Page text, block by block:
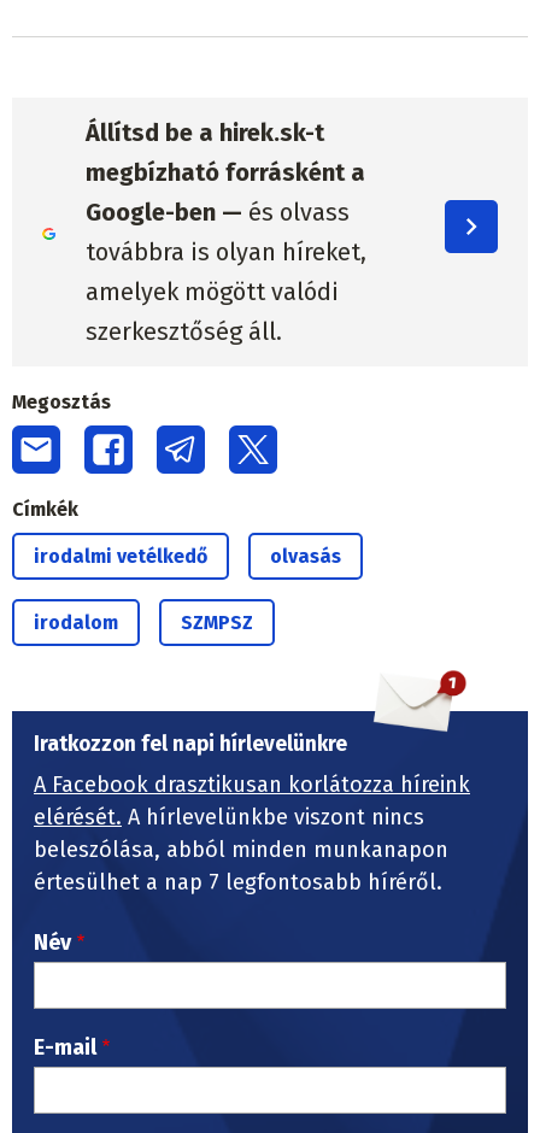
Állítsd be a hirek.sk-t
megbízható forrásként a
Google-ben — és olvass
továbbra is olyan híreket,
amelyek mögött valódi
szerkesztőség áll.
Megosztás
Címkék
irodalmi vetélkedő olvasás
irodalom SZMPSZ
Iratkozzon fel napi hírlevelünkre
A Facebook drasztikusan korlátozza híreink
elérését. A hírlevelünkbe viszont nincs
beleszólása, abból minden munkanapon
értesülhet a nap 7 legfontosabb híréről.
Név
E-mail